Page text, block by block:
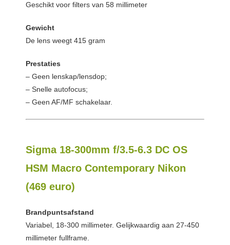
Geschikt voor filters van 58 millimeter
Gewicht
De lens weegt 415 gram
Prestaties
– Geen lenskap/lensdop;
– Snelle autofocus;
– Geen AF/MF schakelaar.
Sigma 18-300mm f/3.5-6.3 DC OS
HSM Macro Contemporary Nikon
(469 euro)
Brandpuntsafstand
Variabel, 18-300 millimeter. Gelijkwaardig aan 27-450
millimeter fullframe.